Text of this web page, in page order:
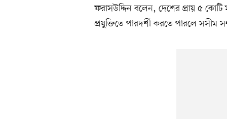
ফরাসউদ্দিন বলেন, দেশের প্রায় ৫
প্রযুক্তিতে পারদর্শী করতে পারলে সসীম